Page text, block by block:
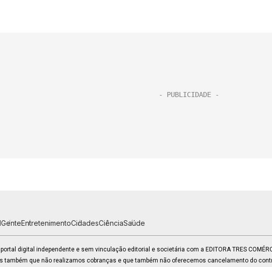
GenteEntretenimentoCidadesCiênciaSaúde
portal digital independente e sem vinculação editorial e societária com a EDITORA TRES
também que não realizamos cobranças e que também não oferecemos cancelamento do